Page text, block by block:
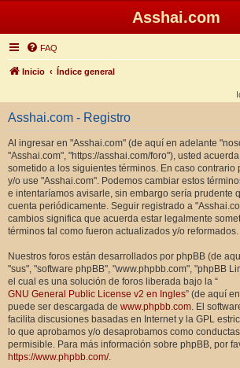
Asshai.com
FAQ
Inicio Índice general
Asshai.com - Registro
Al ingresar en "Asshai.com" (de aquí en adelante
"Asshai.com", "https://asshai.com/foro"), usted
sometido a los siguientes términos. En caso contrario
y/o use "Asshai.com". Podemos cambiar estos
e intentaríamos avisarle, sin embargo sería prudente
cuenta periódicamente. Seguir registrado a
cambios significa que acuerda estar legalmente
términos tal como fueron actualizados y/o reformados.
Nuestros foros están desarrollados por phpBB (de
"sus", "software phpBB", "www.phpbb.com", "phpBB
el cual es una solución de foros liberada bajo la “
GNU General Public License v2 en Ingles” (de aquí
puede ser descargada de www.phpbb.com. El
facilita discusiones basadas en Internet y la GPL
lo que aprobamos y/o desaprobamos como
permisible. Para más información sobre phpBB, por
https://www.phpbb.com/.